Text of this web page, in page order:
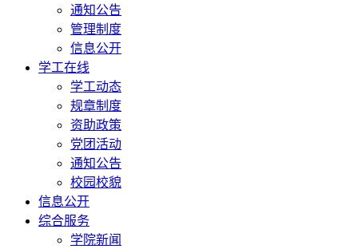
通知公告
管理制度
信息公开
学工在线
学工动态
规章制度
资助政策
党团活动
通知公告
校园校貌
信息公开
综合服务
学院新闻